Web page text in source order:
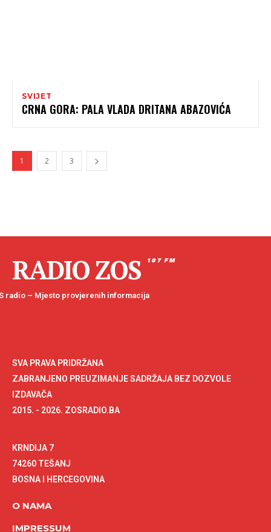
SVIJET
CRNA GORA: PALA VLADA DRITANA ABAZOVIĆA
1 2 3
RADIO ZOS 107 FM
radio – Mjesto provjerenih informacija
SVA PRAVA PRIDRŽANA
ZABRANJENO PREUZIMANJE SADRŽAJA BEZ DOZVOLE
IZDAVAČA
2015. - 2026. ZOSRADIO.BA
KRNDIJA 7
74260 TEŠANJ
BOSNA I HERCEGOVINA
O NAMA
IMPRESSUM